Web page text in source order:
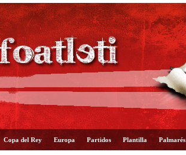
Copa del Rey Europa Partidos Plantilla Palmarés